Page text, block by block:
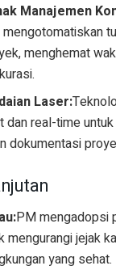
Manajemen
mengotomatiskan
menghemat
Laser:
dan real-time
dokumentasi
PM mengadopsi
mengurangi jejak
yang sehat.